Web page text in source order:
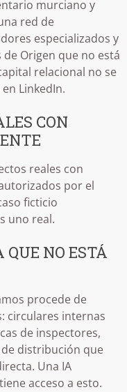
murciano y
red de
especializados y
Origen que no está
relacional no se
LinkedIn.
CON
reales con
por el
ficticio
uno real.
NO ESTÁ
procede de
circulares internas
de inspectores,
distribución que
Una IA
acceso a esto.